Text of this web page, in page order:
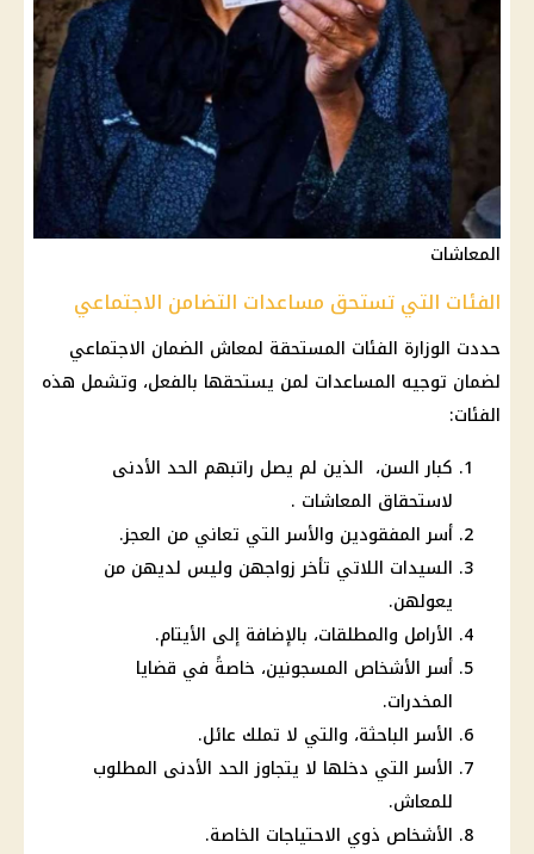
المعاشات
الفئات التي تستحق مساعدات التضامن الاجتماعي
حددت الوزارة الفئات المستحقة لمعاش الضمان الاجتماعي
لضمان توجيه المساعدات لمن يستحقها بالفعل، وتشمل هذه
الفئات:
كبار السن، الذين لم يصل راتبهم الحد الأدنى
لاستحقاق المعاشات .
أسر المفقودين والأسر التي تعاني من العجز.
السيدات اللاتي تأخر زواجهن وليس لديهن من
يعولهن.
الأرامل والمطلقات، بالإضافة إلى الأيتام.
أسر الأشخاص المسجونين، خاصةً في قضايا
المخدرات.
الأسر الباحثة، والتي لا تملك عائل.
الأسر التي دخلها لا يتجاوز الحد الأدنى المطلوب
للمعاش.
الأشخاص ذوي الاحتياجات الخاصة.